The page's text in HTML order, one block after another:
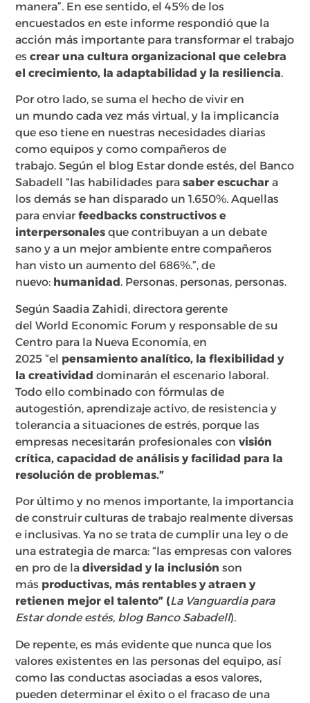
manera”. En ese sentido, el 45% de los
encuestados en este informe respondió que la
acción más importante para transformar el trabajo
escrear una cultura organizacional que celebra
el crecimiento, la adaptabilidad y la resiliencia.
Por otro lado, se suma el hecho de vivir en
un mundo cada vez más virtual, y la implicancia
que eso tiene en nuestras necesidades diarias
como equipos y como compañeros de
trabajo. Según el blog Estar donde estés, del Banco
Sabadell “las habilidades para saber escuchar a
los demás se han disparado un 1.650%. Aquellas
para enviarfeedbacks constructivos e
interpersonalesque contribuyan a un debate
sano y a un mejor ambiente entre compañeros
han visto un aumento del 686%.”, de
nuevo: humanidad. Personas, personas, personas.
Según Saadia Zahidi, directora gerente
del World Economic Forum y responsable de su
Centro para la Nueva Economía, en
2025 “el pensamiento analítico, la flexibilidad y
la creatividaddominarán el escenario laboral.
Todo ello combinado con fórmulas de
autogestión, aprendizaje activo, de resistencia y
tolerancia a situaciones de estrés, porque las
empresas necesitarán profesionales convisión
crítica, capacidad de análisis y facilidad para la
resolución de problemas.”
Por último y no menos importante, la importancia
de construir culturas de trabajo realmente diversas
e inclusivas. Ya no se trata de cumplir una ley o de
una estrategia de marca: “las empresas con valores
en pro de ladiversidad y la inclusión son
más productivas, más rentables y atraen y
retienen mejor el talento” (La Vanguardia para
Estar donde estés, blog Banco Sabadell).
De repente, es más evidente que nunca que los
valores existentes en las personas del equipo, así
como las conductas asociadas a esos valores,
pueden determinar el éxito o el fracaso de una